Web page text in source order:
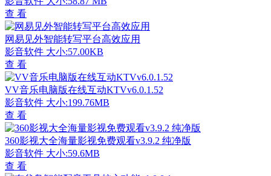
查 看
网易见外智能转写平台高效应用
影音软件 大小:57.00KB
查 看
VV音乐电脑版在线互动KTVv6.0.1.52
影音软件 大小:199.76MB
查 看
360影视大全海量影视免费观看v3.9.2 纯净版
影音软件 大小:59.6MB
查 看